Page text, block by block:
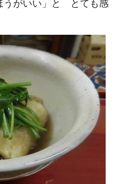
うがいい」と とても感